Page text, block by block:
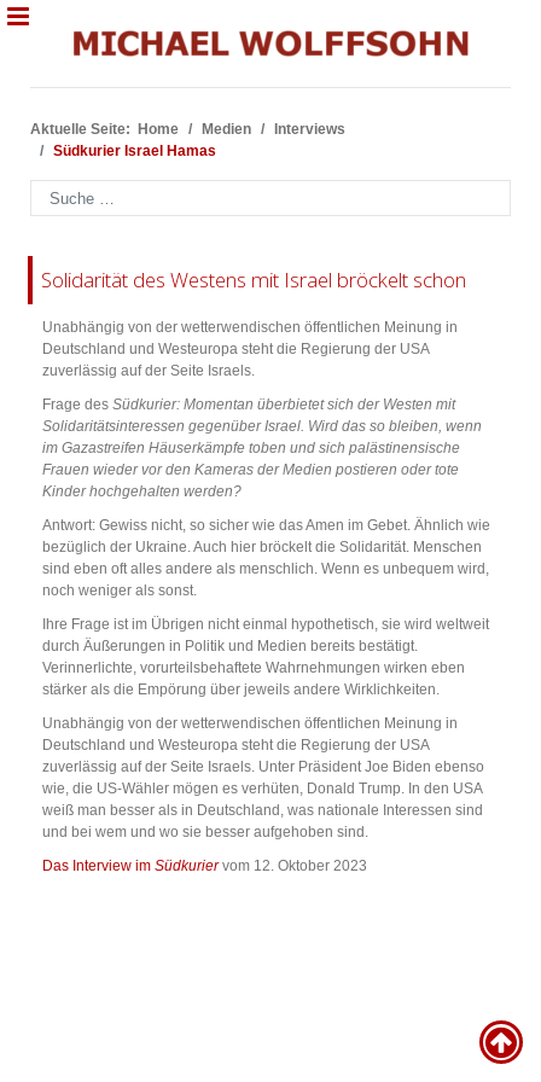
Aktuelle Seite: Home Medien
Interviews
Südkurier Israel Hamas
Suchen
Solidarität des Westens mit Israel bröckelt schon
Unabhängig von der wetterwendischen öffentlichen Meinung in
Deutschland und Westeuropa steht die Regierung der USA
zuverlässig auf der Seite Israels.
Frage des Südkurier: Momentan überbietet sich der Westen mit
Solidaritätsinteressen gegenüber Israel. Wird das so bleiben, wenn
im Gazastreifen Häuserkämpfe toben und sich palästinensische
Frauen wieder vor den Kameras der Medien postieren oder tote
Kinder hochgehalten werden?
Antwort: Gewiss nicht, so sicher wie das Amen im Gebet. Ähnlich wie
bezüglich der Ukraine. Auch hier bröckelt die Solidarität. Menschen
sind eben oft alles andere als menschlich. Wenn es unbequem wird,
noch weniger als sonst.
Ihre Frage ist im Übrigen nicht einmal hypothetisch, sie wird weltweit
durch Äußerungen in Politik und Medien bereits bestätigt.
Verinnerlichte, vorurteilsbehaftete Wahrnehmungen wirken eben
stärker als die Empörung über jeweils andere Wirklichkeiten.
Unabhängig von der wetterwendischen öffentlichen Meinung in
Deutschland und Westeuropa steht die Regierung der USA
zuverlässig auf der Seite Israels. Unter Präsident Joe Biden ebenso
wie, die US-Wähler mögen es verhüten, Donald Trump. In den USA
weiß man besser als in Deutschland, was nationale Interessen sind
und bei wem und wo sie besser aufgehoben sind.
Das Interview im Südkuriervom 12. Oktober 2023